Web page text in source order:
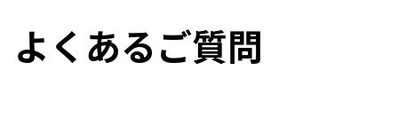
よくあるご質問